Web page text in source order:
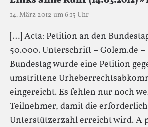
14. März 2012 um 6:15 Uhr
[…] Acta: Petition an den
50.000. Unterschrift – Golem.de –
Bundestag wurde eine Petition
umstrittene
eingereicht. Es fehlen nur noch
Teilnehmer, damit die
Unterstützerzahl erreicht wird. A